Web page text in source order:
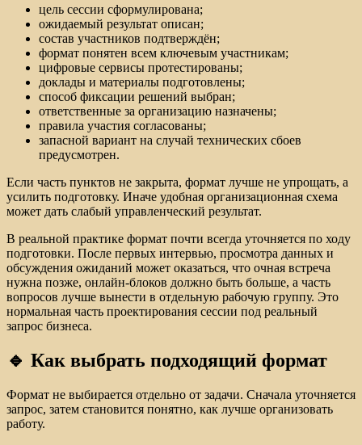
цель сессии сформулирована;
ожидаемый результат описан;
состав участников подтверждён;
формат понятен всем ключевым участникам;
цифровые сервисы протестированы;
доклады и материалы подготовлены;
способ фиксации решений выбран;
ответственные за организацию назначены;
правила участия согласованы;
запасной вариант на случай технических сбоев
предусмотрен.
Если часть пунктов не закрыта, формат лучше не упрощать, а
усилить подготовку. Иначе удобная организационная схема
может дать слабый управленческий результат.
В реальной практике формат почти всегда уточняется по ходу
подготовки. После первых интервью, просмотра данных и
обсуждения ожиданий может оказаться, что очная встреча
нужна позже, онлайн-блоков должно быть больше, а часть
вопросов лучше вынести в отдельную рабочую группу. Это
нормальная часть проектирования сессии под реальный
запрос бизнеса.
🔹 Как выбрать подходящий формат
Формат не выбирается отдельно от задачи. Сначала уточняется
запрос, затем становится понятно, как лучше организовать
работу.